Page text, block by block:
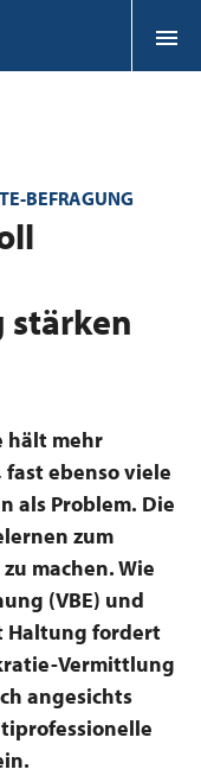
BEFRAGUNG
hält mehr
ebenso viele
als Problem. Die
zum
machen. Wie
(VBE) und
Haltung fordert
Vermittlung
angesichts